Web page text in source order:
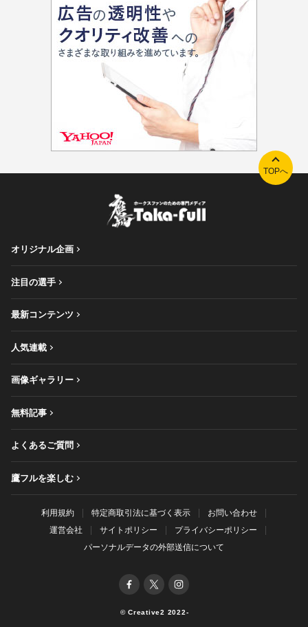
TOPへ
オリジナル企画
注目の選手
最新コンテンツ
人気連載
画像ギャラリー
無料記事
よくあるご質問
鷹フルを楽しむ
利用規約 特定商取引法に基づく表示
お問い合わせ
運営会社
サイトポリシー
プライバシーポリシー
パーソナルデータの外部送信について
© Creative2 2022-